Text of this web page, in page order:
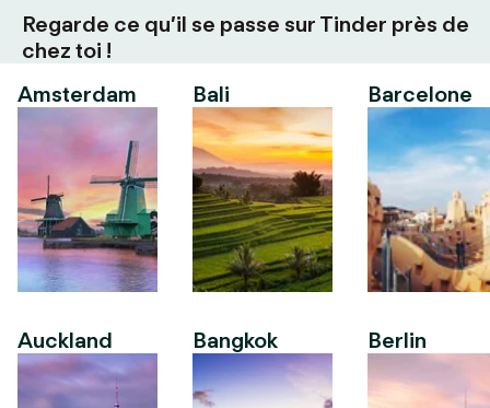
Regarde ce qu’il se passe sur Tinder près de
chez toi !
Amsterdam
Auckland
Bali
Bangkok
Barcelone
Berlin